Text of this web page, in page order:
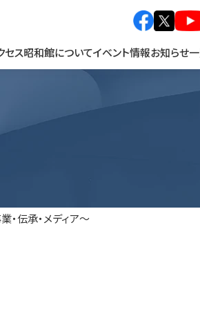
セス
方へ
昭和館について
関係施設連携事業
資料寄贈のお願い
イベント情報
巡回特別企画展
お知らせ
伝承・メディア～